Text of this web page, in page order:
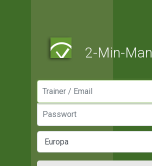
2-Min-Man